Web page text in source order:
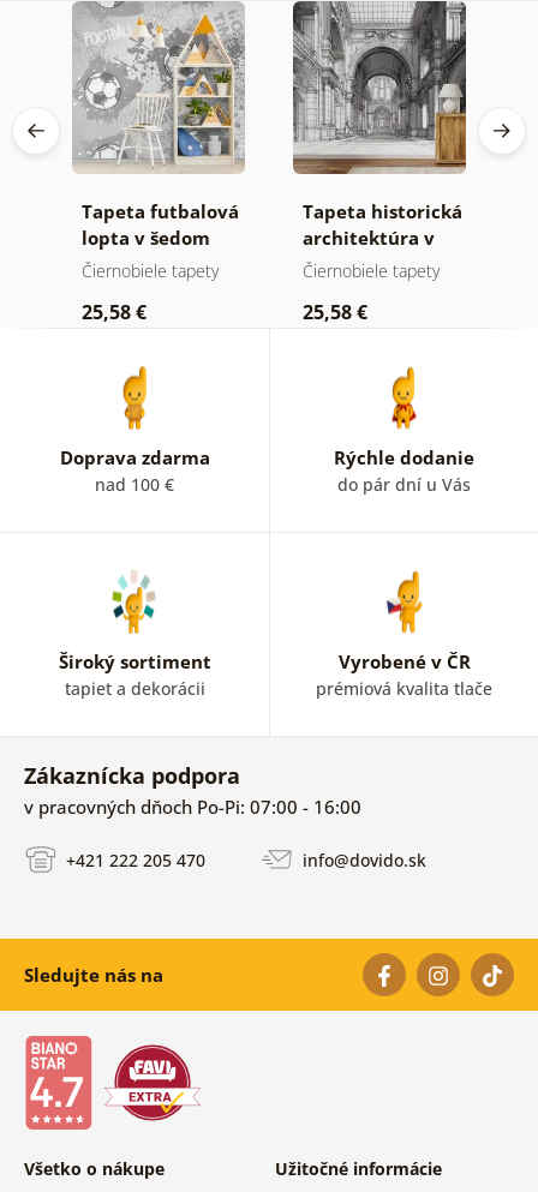
Tapeta futbalová
lopta v šedom
Čiernobiele tapety
25,58 €
Tapeta historická
architektúra v
čiernobielej
Čiernobiele tapety
25,58 €
Doprava zdarma
nad 100 €
Rýchle dodanie
do pár dní u Vás
Široký sortiment
tapiet a dekorácii
Vyrobené v ČR
prémiová kvalita tlače
Zákaznícka podpora
v pracovných dňoch Po-Pi: 07:00 - 16:00
+421 222 205 470 info@dovido.sk
Sledujte nás na
Všetko o nákupe Užitočné informácie